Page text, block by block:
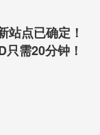
站点已确定！
需20分钟！